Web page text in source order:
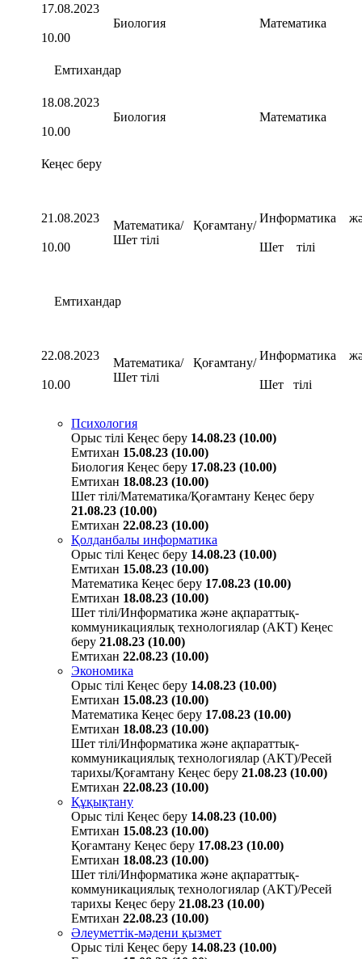
17.08.2023
10.00
Биология Математика
Емтихандар
18.08.2023
10.00
Биология Математика
Кеңес беру
21.08.2023
10.00
Математика/ Қоғамтану/
Шет тілі
Информатика
Шет тілі
Емтихандар
22.08.2023
10.00
Математика/ Қоғамтану/
Шет тілі
Информатика
Шет тілі
Психология
Орыс тілі Кеңес беру 14.08.23 (10.00)
Емтихан 15.08.23 (10.00)
Биология Кеңес беру 17.08.23 (10.00)
Емтихан 18.08.23 (10.00)
Шет тілі/Математика/Қоғамтану Кеңес беру
21.08.23 (10.00)
Емтихан 22.08.23 (10.00)
Қолданбалы информатика
Орыс тілі Кеңес беру 14.08.23 (10.00)
Емтихан 15.08.23 (10.00)
Математика Кеңес беру 17.08.23 (10.00)
Емтихан 18.08.23 (10.00)
Шет тілі/Информатика және ақпараттық-
коммуникациялық технологиялар (АКТ) Кеңес
беру 21.08.23 (10.00)
Емтихан 22.08.23 (10.00)
Экономика
Орыс тілі Кеңес беру 14.08.23 (10.00)
Емтихан 15.08.23 (10.00)
Математика Кеңес беру 17.08.23 (10.00)
Емтихан 18.08.23 (10.00)
Шет тілі/Информатика және ақпараттық-
коммуникациялық технологиялар (АКТ)/Ресей
тарихы/Қоғамтану Кеңес беру 21.08.23 (10.00)
Емтихан 22.08.23 (10.00)
Құқықтану
Орыс тілі Кеңес беру 14.08.23 (10.00)
Емтихан 15.08.23 (10.00)
Қоғамтану Кеңес беру 17.08.23 (10.00)
Емтихан 18.08.23 (10.00)
Шет тілі/Информатика және ақпараттық-
коммуникациялық технологиялар (АКТ)/Ресей
тарихы Кеңес беру 21.08.23 (10.00)
Емтихан 22.08.23 (10.00)
Әлеуметтік-мәдени қызмет
Орыс тілі Кеңес беру 14.08.23 (10.00)